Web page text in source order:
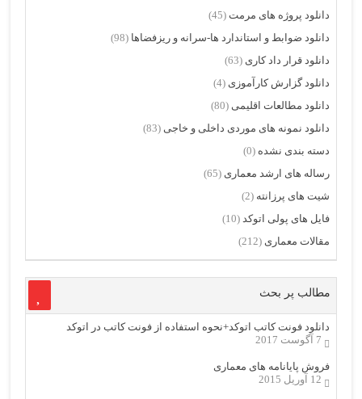
دانلود پروژه های مرمت (45)
دانلود ضوابط و استاندارد ها-سرانه و ریزفضاها (98)
دانلود قرار داد کاری (63)
دانلود گزارش کارآموزی (4)
دانلود مطالعات اقلیمی (80)
دانلود نمونه های موردی داخلی و خاجی (83)
دسته بندی نشده (0)
رساله های ارشد معماری (65)
شیت های پرزانته (2)
فایل های پولی اتوکد (10)
مقالات معماری (212)
مطالب پر بحث
دانلود فونت کاتب اتوکد+نحوه استفاده از فونت کاتب در اتوکد
7 آگوست 2017
فروش پایانامه های معماری
12 آوریل 2015